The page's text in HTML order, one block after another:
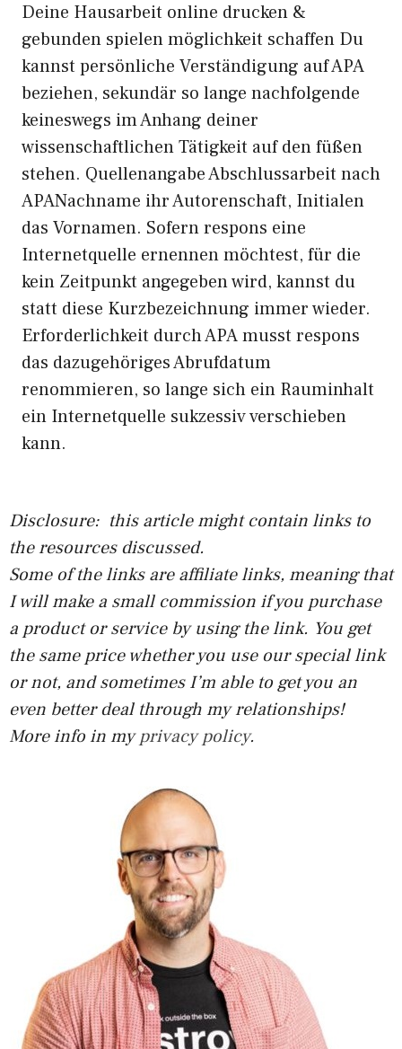
Deine Hausarbeit online drucken &
gebunden spielen möglichkeit schaffen Du
kannst persönliche Verständigung auf APA
beziehen, sekundär so lange nachfolgende
keineswegs im Anhang deiner
wissenschaftlichen Tätigkeit auf den füßen
stehen. Quellenangabe Abschlussarbeit nach
APANachname ihr Autorenschaft, Initialen
das Vornamen. Sofern respons eine
Internetquelle ernennen möchtest, für die
kein Zeitpunkt angegeben wird, kannst du
statt diese Kurzbezeichnung immer wieder.
Erforderlichkeit durch APA musst respons
das dazugehöriges Abrufdatum
renommieren, so lange sich ein Rauminhalt
ein Internetquelle sukzessiv verschieben
kann.
Disclosure: this article might contain links to
the resources discussed.
Some of the links are affiliate links, meaning that
I will make a small commission if you purchase
a product or service by using the link. You get
the same price whether you use our special link
or not, and sometimes I’m able to get you an
even better deal through my relationships!
More info in myprivacy policy.